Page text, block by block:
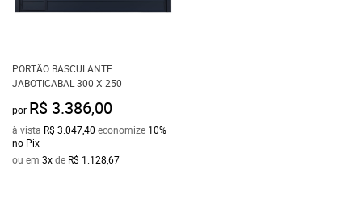
PORTÃO BASCULANTE
JABOTICABAL 300 X 250
por R$ 3.386,00
à vista R$ 3.047,40 economize 10%
no Pix
ou em 3xde R$ 1.128,67